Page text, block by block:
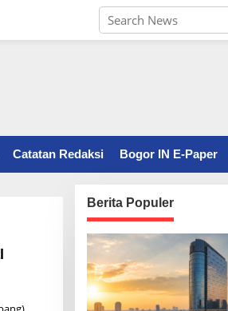
Catatan Redaksi Bogor IN E-Paper
Berita Populer